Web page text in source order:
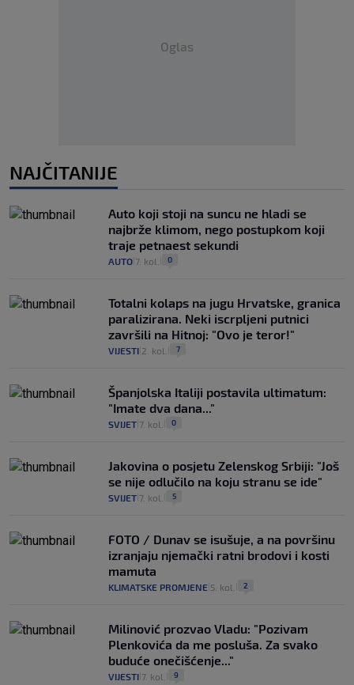
Oglas
NAJČITANIJE
Auto koji stoji na suncu ne hladi se
najbrže klimom, nego postupkom koji
traje petnaest sekundi
AUTO 7. kol. 0
Totalni kolaps na jugu Hrvatske, granica
paralizirana. Neki iscrpljeni putnici
završili na Hitnoj: "Ovo je teror!"
VIJESTI 2. kol. 7
Španjolska Italiji postavila ultimatum:
"Imate dva dana..."
SVIJET 7. kol. 0
Jakovina o posjetu Zelenskog Srbiji: "Još
se nije odlučilo na koju stranu se ide"
SVIJET 7. kol. 5
FOTO / Dunav se isušuje, a na površinu
izranjaju njemački ratni brodovi i kosti
mamuta
KLIMATSKE PROMJENE 5. kol. 2
Milinović prozvao Vladu: "Pozivam
Plenkovića da me posluša. Za svako
buduće onečišćenje..."
VIJESTI 7. kol. 9